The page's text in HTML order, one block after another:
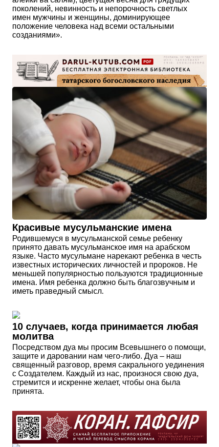
поколений, невинность и непорочность светлых
имен мужчины и женщины, доминирующее
положение человека над всеми остальными
созданиями».
Красивые мусульманские имена
Родившемуся в мусульманской семье ребенку
принято давать мусульманское имя на арабском
языке. Часто мусульмане нарекают ребенка в честь
известных исторических личностей и пророков. Не
меньшей популярностью пользуются традиционные
имена. Имя ребенка должно быть благозвучным и
иметь праведный смысл.
10 случаев, когда принимается любая
молитва
Посредством дуа мы просим Всевышнего о помощи,
защите и даровании нам чего-либо. Дуа – наш
священный разговор, время сакрального уединения
с Создателем. Каждый из нас, произнося свою дуа,
стремится и искренне желает, чтобы она была
принята.